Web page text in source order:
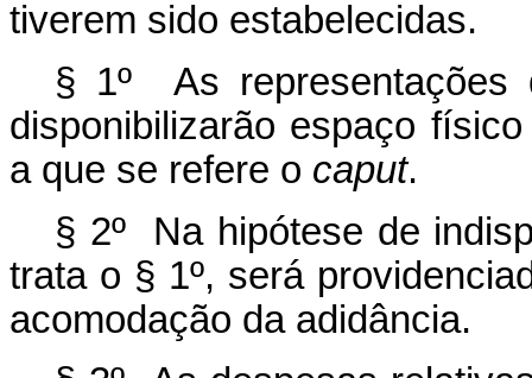
tiverem sido estabelecidas.
§ 1º As representações
disponibilizarão espaço
a que se refere o caput.
§ 2º Na hipótese de
trata o § 1º, será
acomodação da adidância.